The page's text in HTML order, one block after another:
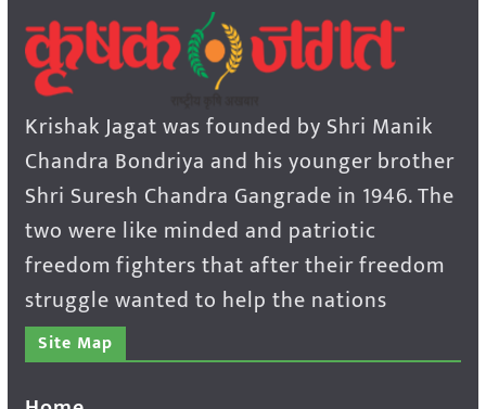
Krishak Jagat was founded by Shri Manik
Chandra Bondriya and his younger brother
Shri Suresh Chandra Gangrade in 1946. The
two were like minded and patriotic
freedom fighters that after their freedom
struggle wanted to help the nations
Site Map